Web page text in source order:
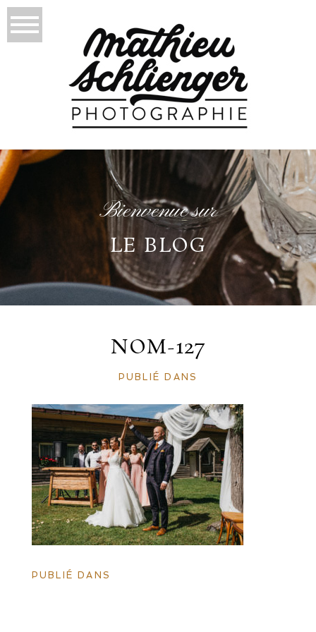
Bienvenue sur
LE BLOG
NOM-127
PUBLIÉ DANS
PUBLIÉ DANS